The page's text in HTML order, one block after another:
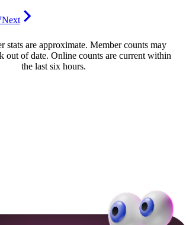
Next
stats are approximate. Member counts may
out of date. Online counts are current within
the last six hours.